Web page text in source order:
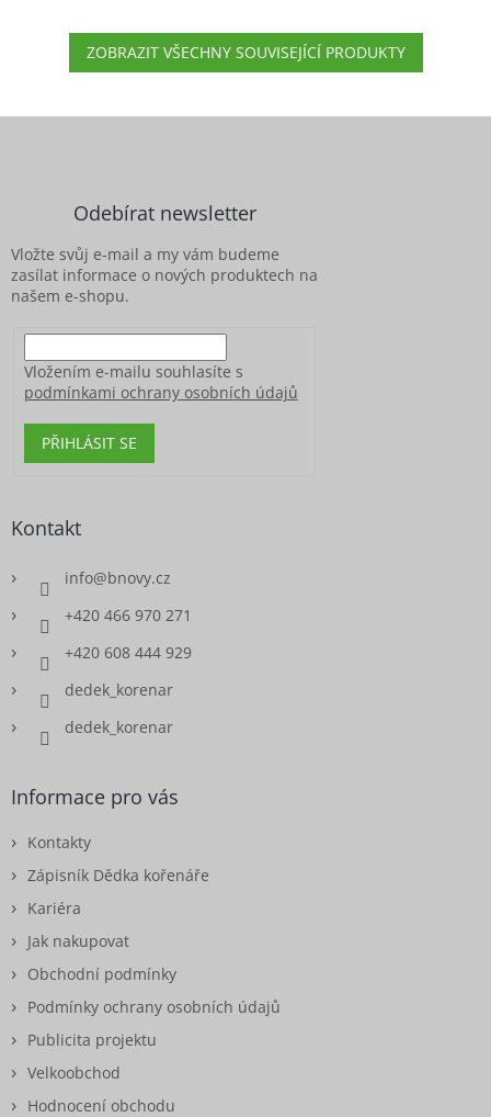
ZOBRAZIT VŠECHNY SOUVISEJÍCÍ PRODUKTY
Odebírat newsletter
Vložte svůj e-mail a my vám budeme
zasílat informace o nových produktech na
našem e-shopu.
Vložením e-mailu souhlasíte s
podmínkami ochrany osobních údajů
PŘIHLÁSIT SE
Kontakt
info@bnovy.cz
+420 466 970 271
+420 608 444 929
dedek_korenar
dedek_korenar
Informace pro vás
Kontakty
Zápisník Dědka kořenáře
Kariéra
Jak nakupovat
Obchodní podmínky
Podmínky ochrany osobních údajů
Publicita projektu
Velkoobchod
Hodnocení obchodu